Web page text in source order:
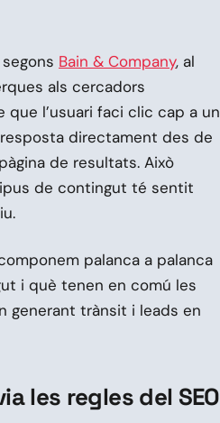
Bain & Company, al
als cercadors
l’usuari faci clic cap a un
directament des de
de resultats. Això
de contingut té sentit
palanca a palanca
i què tenen en comú les
generant trànsit i leads en
les regles del SEO